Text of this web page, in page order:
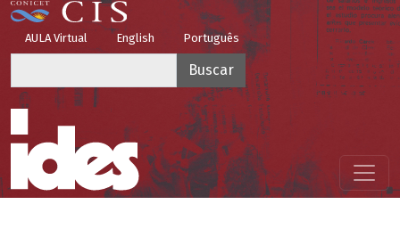
Pasar al contenido principal
Top Menu
AULA Virtual English Português
Menú principal